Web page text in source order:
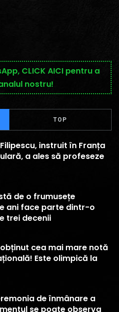
CLICK AICI pentru a
nostru!
TOP
instruit în Franța
a ales să profeseze
de o frumusețe
ani face parte dintr-o
trei decenii
cea mai mare notă
Este olimpică la
de înmânare a
se poate observa